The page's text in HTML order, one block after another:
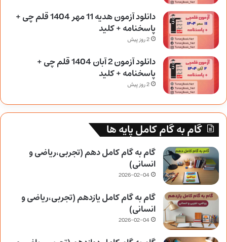
دانلود آزمون هدیه 11 مهر 1404 قلم چی +
پاسخنامه + کلید
2 روز پیش
دانلود آزمون 2 آبان 1404 قلم چی +
پاسخنامه + کلید
2 روز پیش
گام به گام کامل پایه ها
گام به گام کامل دهم (تجربی،ریاضی و
انسانی)
2026-02-04
گام به گام کامل یازدهم (تجربی،ریاضی و
انسانی)
2026-02-04